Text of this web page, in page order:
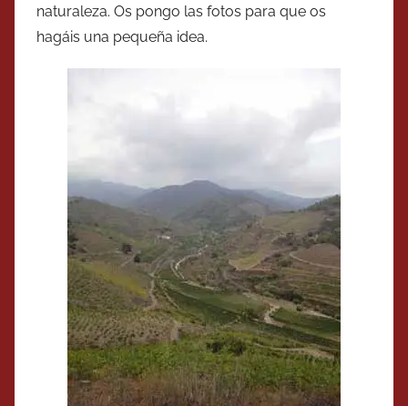
naturaleza. Os pongo las fotos para que os
hagáis una pequeña idea.